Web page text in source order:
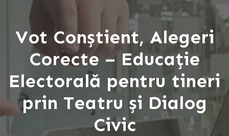
Vot Conștient, Alegeri
Corecte – Educație
Electorală pentru tineri
prin Teatru și Dialog
Civic